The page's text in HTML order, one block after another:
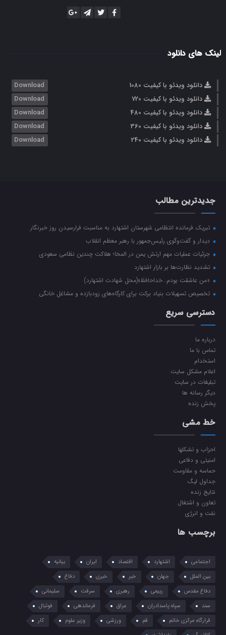
لینک های دانلود
دانلود ویدئو با کیفیت 1080
Download
دانلود ویدئو با کیفیت 720
Download
دانلود ویدئو با کیفیت 480
Download
دانلود ویدئو با کیفیت 360
Download
دانلود ویدئو با کیفیت 240
Download
جدیدترین مطالب
تبریک فرمانده انتظامی شهرستان اشتهارد به مناسبت فرارسیدن روز خبرنگار
دیدار و گفت‌وگوی رئیس‌جمهور با رهبر معظم انقلاب
جزئیات عملیات مهم ارتش یمن در المخا؛ هلاکت چندین نظامی سعودی
تشدید نظارت‌ها بر بازار اشتهارد
«من عاشقت بودم…خداحافظ»(محل شهادت اشتهارد)
تخصیص تسهیلات بنیاد برکت برای کارگاه‌های زودبازده و مشاغل خانگی
دسترسی سریع
درباره ما
تماس با ما
استخدام
اعلام مشکل سایت
تبلیغات در سایت
دیگر رسانه ها
پخش زنده
خط مشی
احزاب و تشکلها
امنیتی و دفاعی
حماسه و مقاومت
جداول لیگ
نتایج زنده
تعاون و اشتغال
نفت و انرژی
برچسب ها
اجتماعی اشتهارد اقتصاد ایران
بیانیه
بین الملل
جهان خبر خبری
دفاع
دفاع مقدس
ربیعی رهبری سرقت
سلیمانی
سند
سپاه پاسدادران عراق فرماندهی
فوتبال
قرارگاه مرکزی خاتم
قم ورزشی وزیر علوم
کار